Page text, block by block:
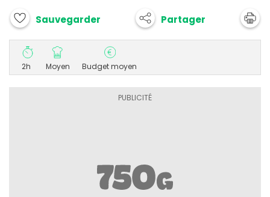
Sauvegarder Partager
2h Moyen Budget moyen